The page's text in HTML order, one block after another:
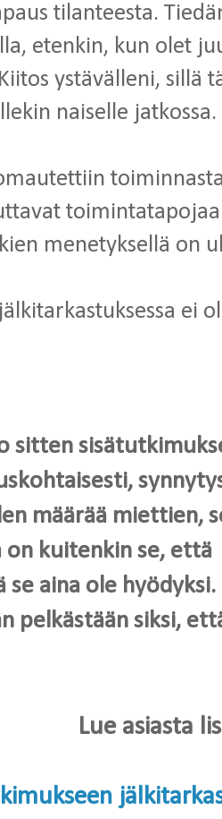
tilanteesta.
etenkin, kun olet
ystävälleni, sillä
naiselle jatkossa.
menetyksellä on
ei
sitten
määrää miettien,
on kuitenkin se,
aina ole
pelkästään siksi,
Lue asiasta